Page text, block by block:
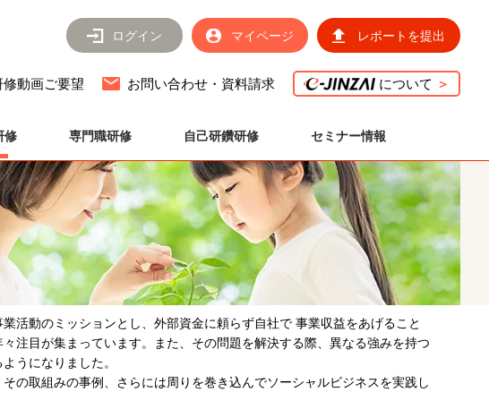
ログイン マイページ レポートを提出
修動画ご要望 お問い合わせ・資料請求 について ＞
修 専門職研修 自己研鑽研修 セミナー情報
活動のミッションとし、外部資金に頼らず自社で 事業収益をあげること
注目が集まっています。また、その問題を解決する際、異なる強みを持つ
うになりました。
の取組みの事例、さらには周りを巻き込んでソーシャルビジネスを実践し